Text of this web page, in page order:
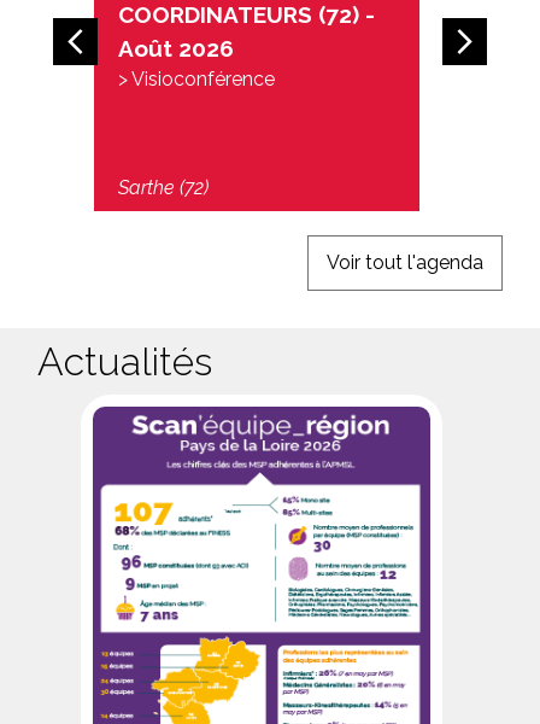
COORDINATEURS (72) -
Août 2026
> Visioconférence
Sarthe (72)
arrow_back_ios_new arrow_forward_ios
Voir tout l'agenda
Actualités